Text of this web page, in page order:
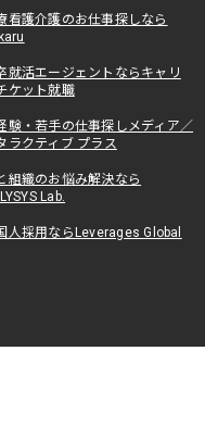
看護介護のお仕事探しなら
就活エージェントならキャリ
ケット就職
験・若手の仕事探しメディア／
ラクティブ プラス
組織のお悩み解決なら
Lab.
人採用ならLeverages Global